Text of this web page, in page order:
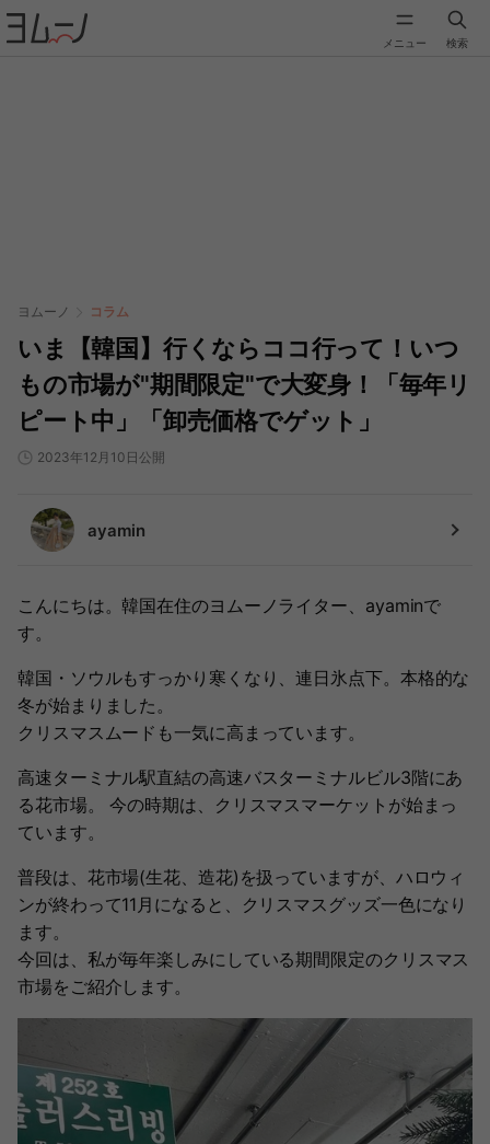
メニュー 検索
ヨムーノ コラム
いま【韓国】行くならココ行って！いつ
もの市場が"期間限定"で大変身！「毎年リ
ピート中」「卸売価格でゲット」
2023年12月10日公開
ayamin
こんにちは。韓国在住のヨムーノライター、ayaminで
す。
韓国・ソウルもすっかり寒くなり、連日氷点下。本格的な
冬が始まりました。
クリスマスムードも一気に高まっています。
高速ターミナル駅直結の高速バスターミナルビル3階にあ
る花市場。 今の時期は、クリスマスマーケットが始まっ
ています。
普段は、花市場(生花、造花)を扱っていますが、ハロウィ
ンが終わって11月になると、クリスマスグッズ一色になり
ます。
今回は、私が毎年楽しみにしている期間限定のクリスマス
市場をご紹介します。